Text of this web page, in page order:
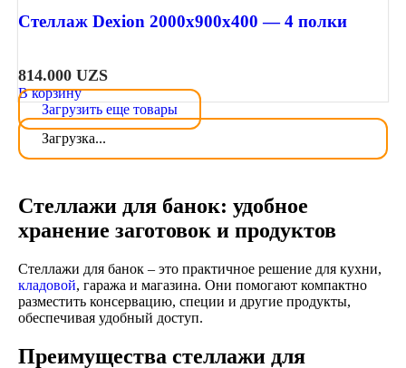
Стеллаж Dexion 2000х900х400 — 4 полки
814.000 UZS
В корзину
Загрузить еще товары
Загрузка...
Стеллажи для банок: удобное
хранение заготовок и продуктов
Стеллажи для банок – это практичное решение для кухни,
кладовой, гаража и магазина. Они помогают компактно
разместить консервацию, специи и другие продукты,
обеспечивая удобный доступ.
Преимущества стеллажи для